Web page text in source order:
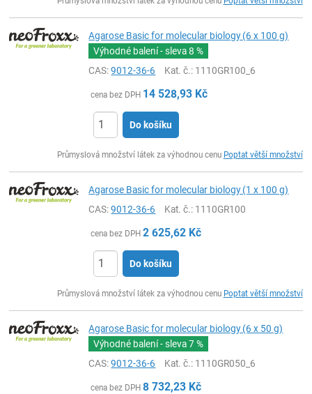
Agarose Basic for molecular biology (6 x 100 g)
Výhodné balení - sleva8 %
CAS:9012-36-6 Kat. č.: 1110GR100_6
cena bez DPH 14 528,93 Kč
Do košíku
Průmyslová množství látek za výhodnou cenu Poptat větší množství
Agarose Basic for molecular biology (1 x 100 g)
CAS:9012-36-6 Kat. č.: 1110GR100
cena bez DPH 2 625,62 Kč
Do košíku
Průmyslová množství látek za výhodnou cenu Poptat větší množství
Agarose Basic for molecular biology (6 x 50 g)
Výhodné balení - sleva7 %
CAS:9012-36-6 Kat. č.: 1110GR050_6
cena bez DPH 8 732,23 Kč